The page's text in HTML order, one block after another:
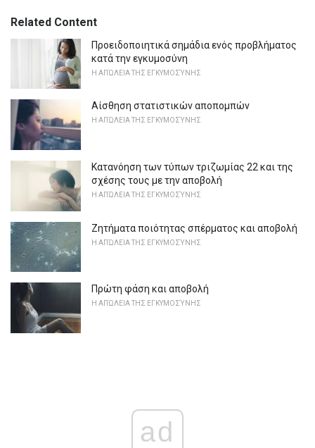
Related Content
Προειδοποιητικά σημάδια ενός προβλήματος
κατά την εγκυμοσύνη
Η ΑΠΏΛΕΙΑ ΤΗΣ ΕΓΚΥΜΟΣΎΝΗΣ
Αίσθηση στατιστικών αποπομπών
Η ΑΠΏΛΕΙΑ ΤΗΣ ΕΓΚΥΜΟΣΎΝΗΣ
Κατανόηση των τύπων τριζωμίας 22 και της
σχέσης τους με την αποβολή
Η ΑΠΏΛΕΙΑ ΤΗΣ ΕΓΚΥΜΟΣΎΝΗΣ
Ζητήματα ποιότητας σπέρματος και αποβολή
Η ΑΠΏΛΕΙΑ ΤΗΣ ΕΓΚΥΜΟΣΎΝΗΣ
Πρώτη φάση και αποβολή
Η ΑΠΏΛΕΙΑ ΤΗΣ ΕΓΚΥΜΟΣΎΝΗΣ
ad